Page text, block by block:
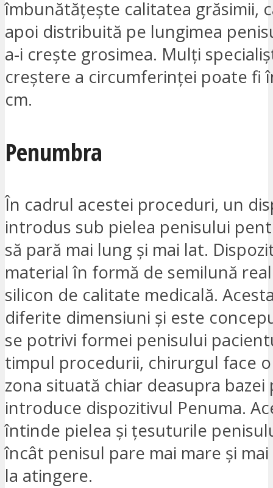
îmbunătățește calitatea grăsimii,
apoi distribuită pe lungimea
a-i crește grosimea. Mulți
creștere a circumferinței poate fi
cm.
Penumbra
În cadrul acestei proceduri, un
introdus sub pielea penisului
să pară mai lung și mai lat.
material în formă de semilună
silicon de calitate medicală.
diferite dimensiuni și este
se potrivi formei penisului
timpul procedurii, chirurgul face
zona situată chiar deasupra bazei
introduce dispozitivul Penuma.
întinde pielea și țesuturile
încât penisul pare mai mare și
la atingere.